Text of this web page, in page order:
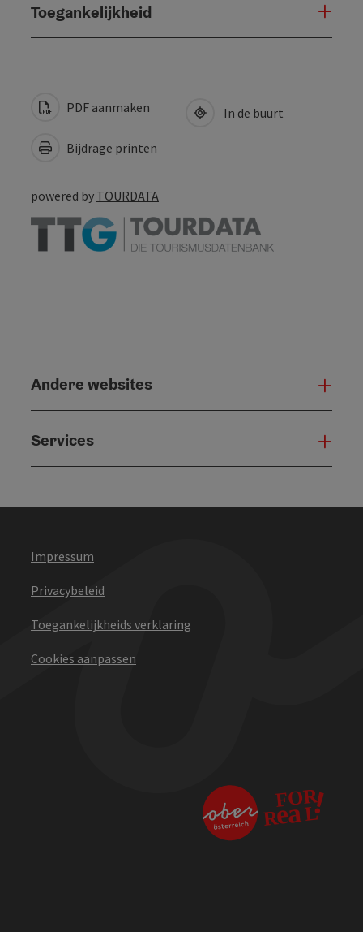
Toegankelijkheid
PDF aanmaken
Bijdrage printen
In de buurt
powered by TOURDATA
Andere websites
Services
Impressum
Privacybeleid
Toegankelijkheids verklaring
Cookies aanpassen